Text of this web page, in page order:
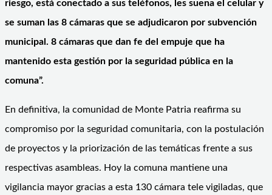
riesgo, está conectado a sus teléfonos, les suena el celular y
se suman las 8 cámaras que se adjudicaron por subvención
municipal. 8 cámaras que dan fe del empuje que ha
mantenido esta gestión por la seguridad pública en la
comuna”.
En definitiva, la comunidad de Monte Patria reafirma su
compromiso por la seguridad comunitaria, con la postulación
de proyectos y la priorización de las temáticas frente a sus
respectivas asambleas. Hoy la comuna mantiene una
vigilancia mayor gracias a esta 130 cámara tele vigiladas, que